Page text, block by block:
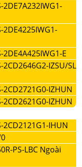
E
IZSU/SL
IZHUN
IZHUN
IHUN
PS-LBC Ngoài